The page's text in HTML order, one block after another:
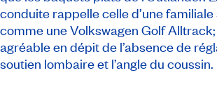
conduite rappelle celle d’une
comme une Volkswagen Golf Alltrack;
agréable en dépit de l’absence de
soutien lombaire et l’angle du coussin.